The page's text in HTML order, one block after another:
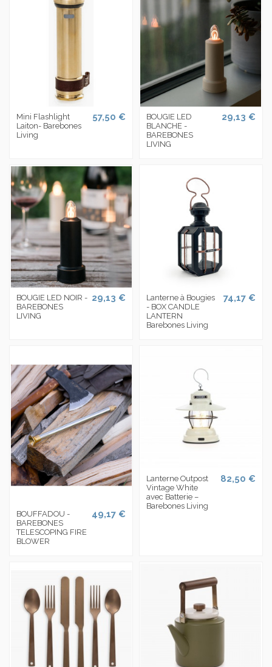
Mini Flashlight
Laiton- Barebones
Living
57,50 €
BOUGIE LED
BLANCHE -
BAREBONES
LIVING
29,13 €
BOUGIE LED NOIR -
BAREBONES
LIVING
29,13 €
Lanterne à Bougies
- BOX CANDLE
LANTERN
Barebones Living
74,17 €
BOUFFADOU -
BAREBONES
TELESCOPING FIRE
BLOWER
49,17 €
Lanterne Outpost
Vintage White
avec Batterie –
Barebones Living
82,50 €